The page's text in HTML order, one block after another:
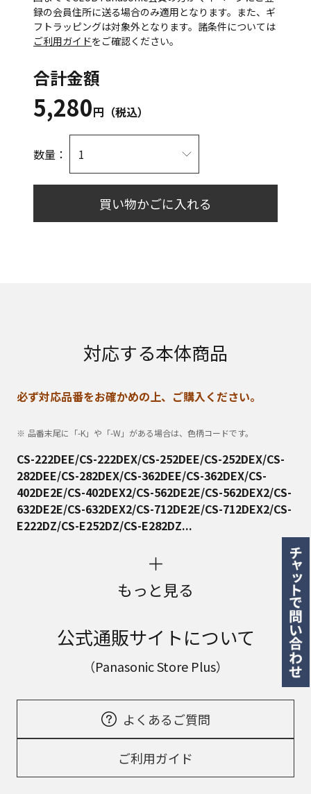
録の会員住所に送る場合のみ適用となります。また、ギ
フトラッピングは対象外となります。諸条件については
ご利用ガイドをご確認ください。
合計金額
5,280円（税込）
数量：
買い物かごに入れる
対応する本体商品
必ず対応品番をお確かめの上、ご購入ください。
品番末尾に「-K」や「-W」がある場合は、色柄コードです。
CS-222DEE/CS-222DEX/CS-252DEE/CS-252DEX/CS-
282DEE/CS-282DEX/CS-362DEE/CS-362DEX/CS-
402DE2E/CS-402DEX2/CS-562DE2E/CS-562DEX2/CS-
632DE2E/CS-632DEX2/CS-712DE2E/CS-712DEX2/CS-
E222DZ/CS-E252DZ/CS-E282DZ...
もっと見る
公式通販サイトについて
（Panasonic Store Plus）
よくあるご質問
ご利用ガイド